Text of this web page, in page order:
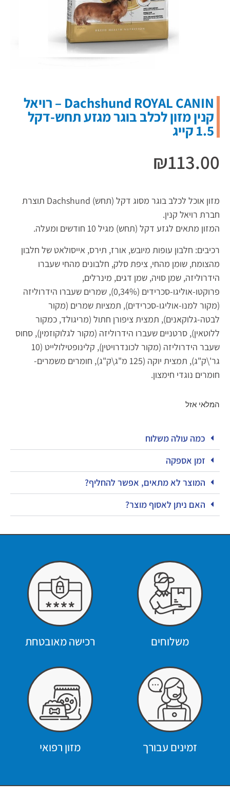
Dachshund ROYAL CANIN – רויאל
קנין מזון לכלב בוגר מגזע תחש-דקל
1.5 קייג
₪113.00
מזון אוכל לכלב בוגר מסוג דקל (תחש) Dachshund תוצרת
חברת רויאל קנין.
המזון מתאים לגזע דקל (תחש) מגיל 10 חודשים ומעלה.
רכיבים: חלבון עופות מיובש, אורז, תירס, אייסולאט של חלבון
מהצומח, שומן מהחי, ציפת סלק, חלבונים מהחי שעברו
הידרוליזה, שמן סויה, שמן דגים, מינרלים,
פרוקטו-אוליגו-סכרידים (0,34%), שמרים שעברו הידרוליזה
(מקור למנו-אוליגו-סכרידים), תמציות שמרים (מקור
לבטה-גלוקאנים), תמצית ציפורן חתול (מריגולד, כמקור
ללוטאין), סרטניים שעברו הידרוליזה (מקור לגלוקוזמין), סחוס
שעבר הידרוליזה (מקור לכונדרויטין), קלינופטילולייט (10
גר'\ק"ג), תמצית יוקה (125 מ"ג\ק"ג), חומרים משמרים-
חומרים נוגדי חימצון.
המלאי אזל
כמה עולה משלוח
זמן אספקה
המוצר לא מתאים, אפשר להחליף?
האם ניתן לאסוף מוצר?
משלוחים רכישה מאובטחת
זמינים עבורך מזון רפואי